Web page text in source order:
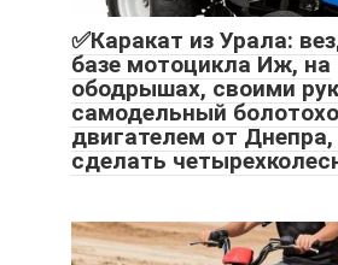
✅Каракат из Урала:
базе мотоцикла Иж, на
ободрышах, своими
самодельный
двигателем от Днепра,
сделать